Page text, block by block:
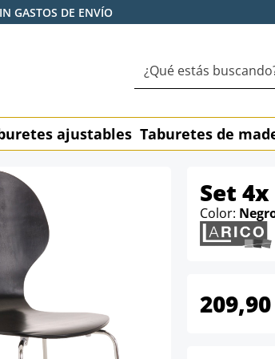
GASTOS DE ENVÍO
ajustables Taburetes de
Set
Color: